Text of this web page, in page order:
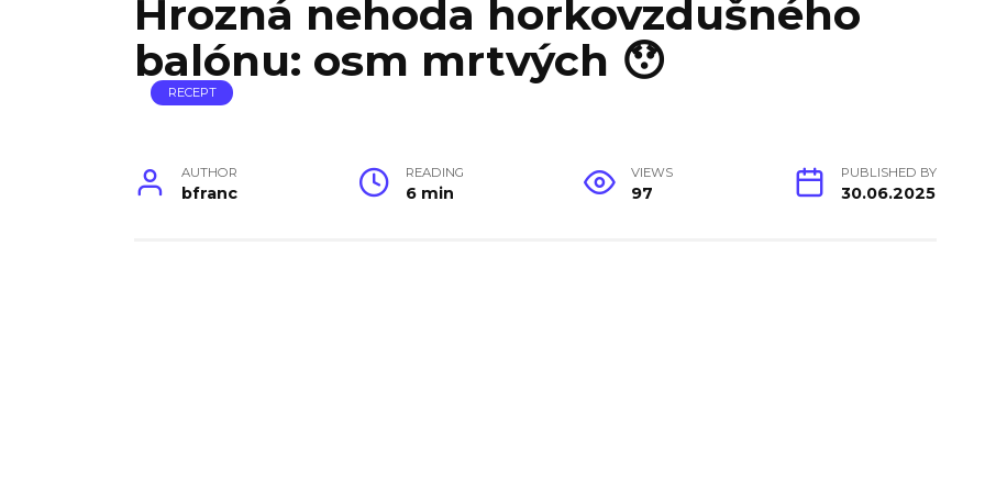
Hrozná nehoda horkovzdušného
balónu: osm mrtvých 😯
RECEPT
AUTHOR
bfranc
READING
6 min
VIEWS
97
PUBLISHED BY
30.06.2025